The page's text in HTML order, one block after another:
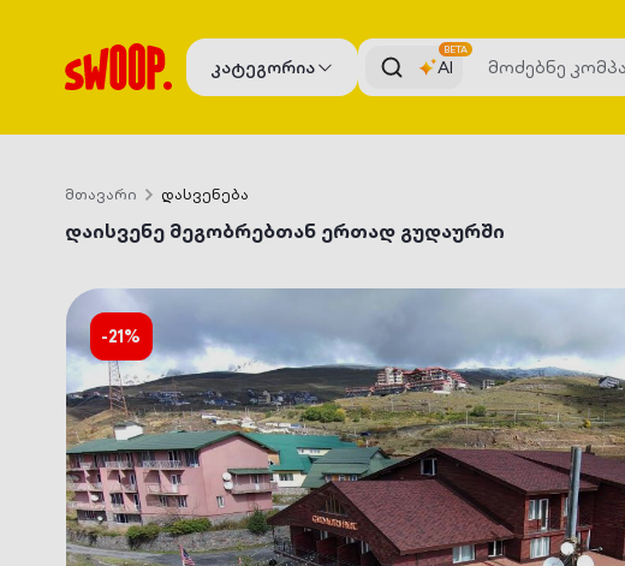
კატეგორია AI
BETA
მთავარი დასვენება
დაისვენე მეგობრებთან ერთად გუდაურში
-21%